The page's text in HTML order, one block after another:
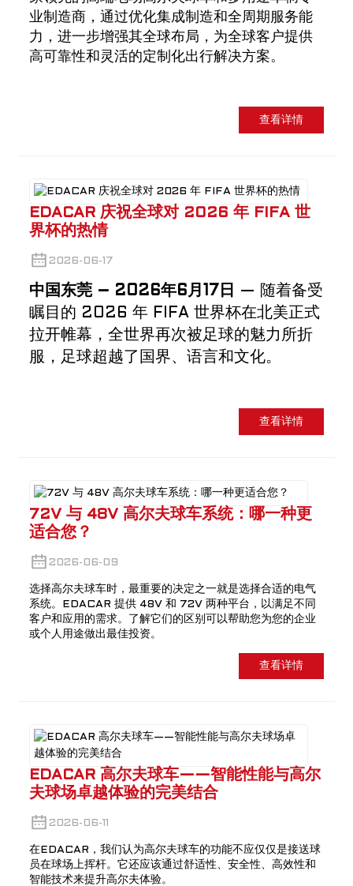
业制造商，通过优化集成制造和全周期服务能
力，进一步增强其全球布局，为全球客户提供
高可靠性和灵活的定制化出行解决方案。
查看详情
EDACAR 庆祝全球对 2026 年 FIFA 世
界杯的热情
2026-06-17
中国东莞 – 2026年6月17日
— 随着备受
瞩目的 2026 年 FIFA 世界杯在北美正式
拉开帷幕，全世界再次被足球的魅力所折
服，足球超越了国界、语言和文化。
查看详情
72V 与 48V 高尔夫球车系统：哪一种更
适合您？
2026-06-09
选择高尔夫球车时，最重要的决定之一就是选择合适的电气
系统。EDACAR 提供 48V 和 72V 两种平台，以满足不同
客户和应用的需求。了解它们的区别可以帮助您为您的企业
或个人用途做出最佳投资。
查看详情
EDACAR 高尔夫球车——智能性能与高尔
夫球场卓越体验的完美结合
2026-06-11
在EDACAR，我们认为高尔夫球车的功能不应仅仅是接送球
员在球场上挥杆。它还应该通过舒适性、安全性、高效性和
智能技术来提升高尔夫体验。